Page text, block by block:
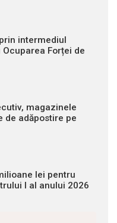
intermediul
Forței de
magazinele
de adăpostire pe
lei pentru
I al anului 2026